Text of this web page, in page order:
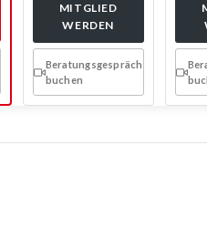
MITGLIED
WERDEN
Beratungsgespräch
buchen